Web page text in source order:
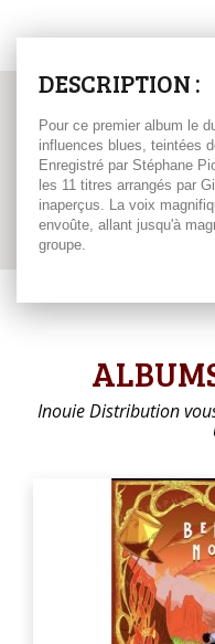
DESCRIPTION :
Pour ce premier album le
influences blues, teintées
Enregistré par Stéphane
les 11 titres arrangés par
inaperçus. La voix
envoûte, allant jusqu'à
groupe.
Inouie Distribution